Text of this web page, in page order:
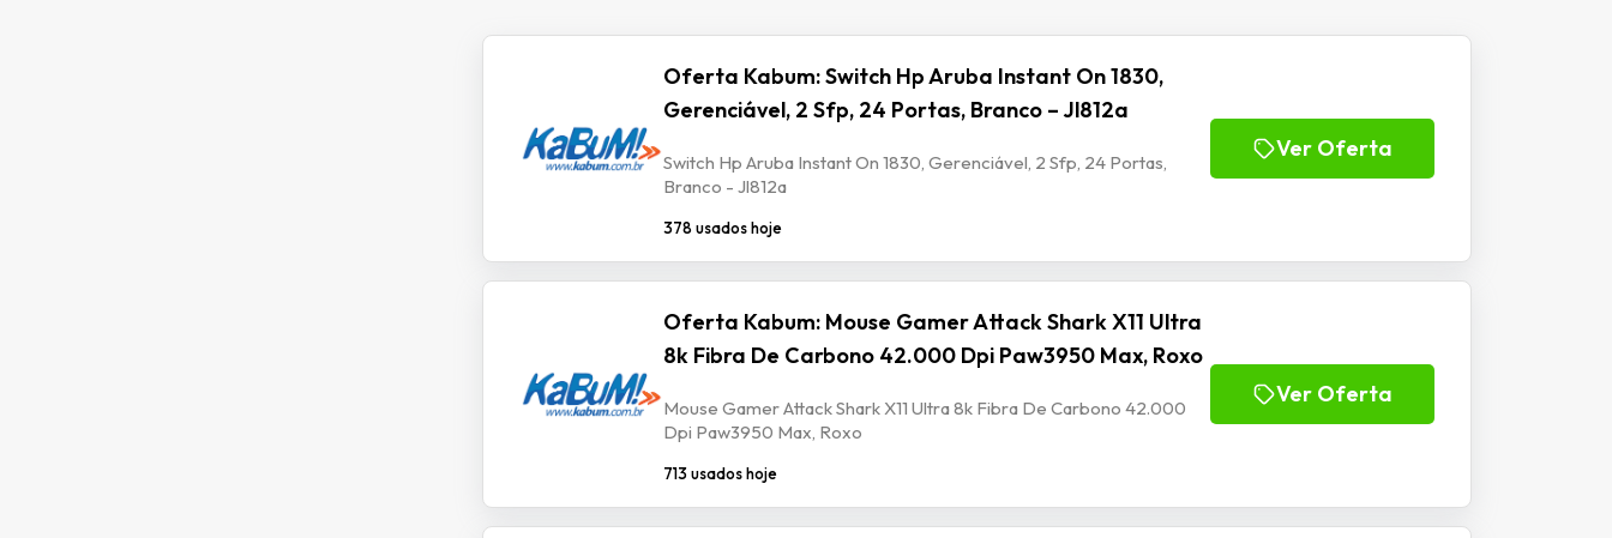
Oferta Kabum: Switch Hp Aruba Instant On 1830,
Gerenciável, 2 Sfp, 24 Portas, Branco – Jl812a
Switch Hp Aruba Instant On 1830, Gerenciável, 2 Sfp, 24 Portas,
Branco - Jl812a
378 usados hoje
Ver Oferta
Oferta Kabum: Mouse Gamer Attack Shark X11 Ultra
8k Fibra De Carbono 42.000 Dpi Paw3950 Max, Roxo
Mouse Gamer Attack Shark X11 Ultra 8k Fibra De Carbono 42.000
Dpi Paw3950 Max, Roxo
713 usados hoje
Ver Oferta